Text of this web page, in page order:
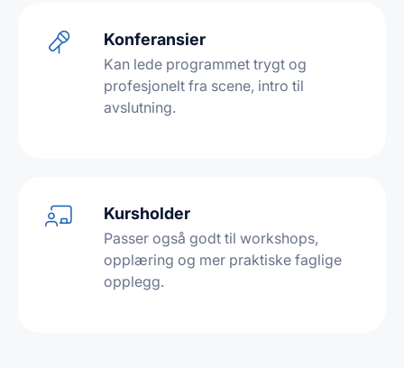
Konferansier
Kan lede programmet trygt og
profesjonelt fra scene, intro til
avslutning.
Kursholder
Passer også godt til workshops,
opplæring og mer praktiske faglige
opplegg.